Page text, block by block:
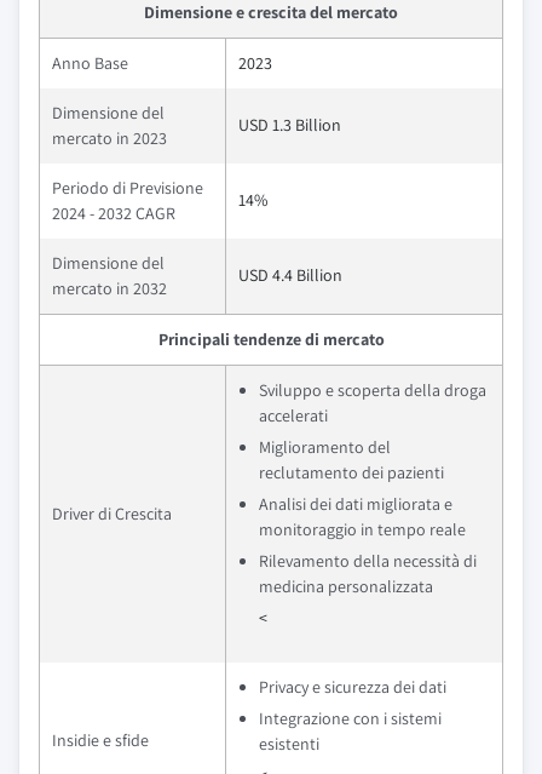
Dimensione e crescita del mercato
Anno Base 2023
Dimensione del
mercato in 2023
USD 1.3 Billion
Periodo di Previsione
2024 - 2032 CAGR
14%
Dimensione del
mercato in 2032
USD 4.4 Billion
Principali tendenze di mercato
Driver di Crescita
Sviluppo e scoperta della droga
accelerati
Miglioramento del
reclutamento dei pazienti
Analisi dei dati migliorata e
monitoraggio in tempo reale
Rilevamento della necessità di
medicina personalizzata
<
Insidie e sfide
Privacy e sicurezza dei dati
Integrazione con i sistemi
esistenti